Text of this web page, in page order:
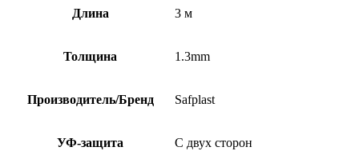
Длина 3 м
Толщина 1.3mm
Производитель/Бренд Safplast
УФ-защита С двух сторон